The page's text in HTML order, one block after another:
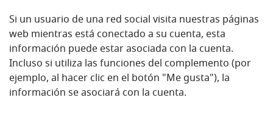
Si un usuario de una red social visita nuestras páginas
web mientras está conectado a su cuenta, esta
información puede estar asociada con la cuenta.
Incluso si utiliza las funciones del complemento (por
ejemplo, al hacer clic en el botón "Me gusta"), la
información se asociará con la cuenta.